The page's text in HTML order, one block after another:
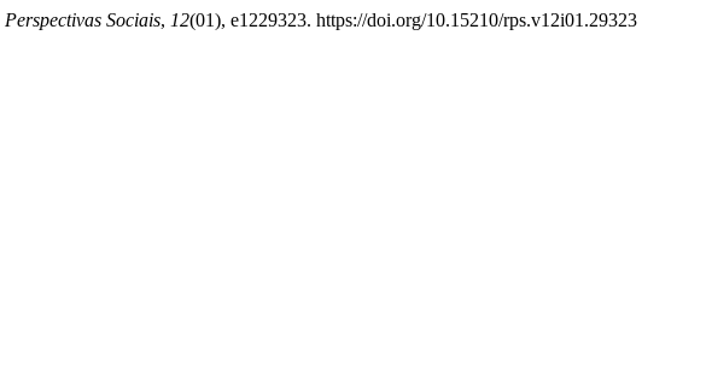
Perspectivas Sociais, 12(01), e1229323. https://doi.org/10.15210/rps.v12i01.29323